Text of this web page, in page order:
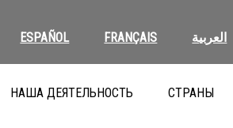
ESPAÑOL FRANÇAIS العربية
НАША ДЕЯТЕЛЬНОСТЬ СТРАНЫ